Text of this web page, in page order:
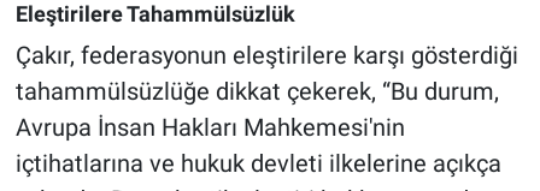
Eleştirilere Tahammülsüzlük
Çakır, federasyonun eleştirilere karşı gösterdiği
tahammülsüzlüğe dikkat çekerek, “Bu durum,
Avrupa İnsan Hakları Mahkemesi'nin
içtihatlarına ve hukuk devleti ilkelerine açıkça